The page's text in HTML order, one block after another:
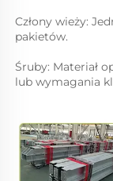
Człony wieży:
pakietów.
Śruby: Materiał
lub wymagania